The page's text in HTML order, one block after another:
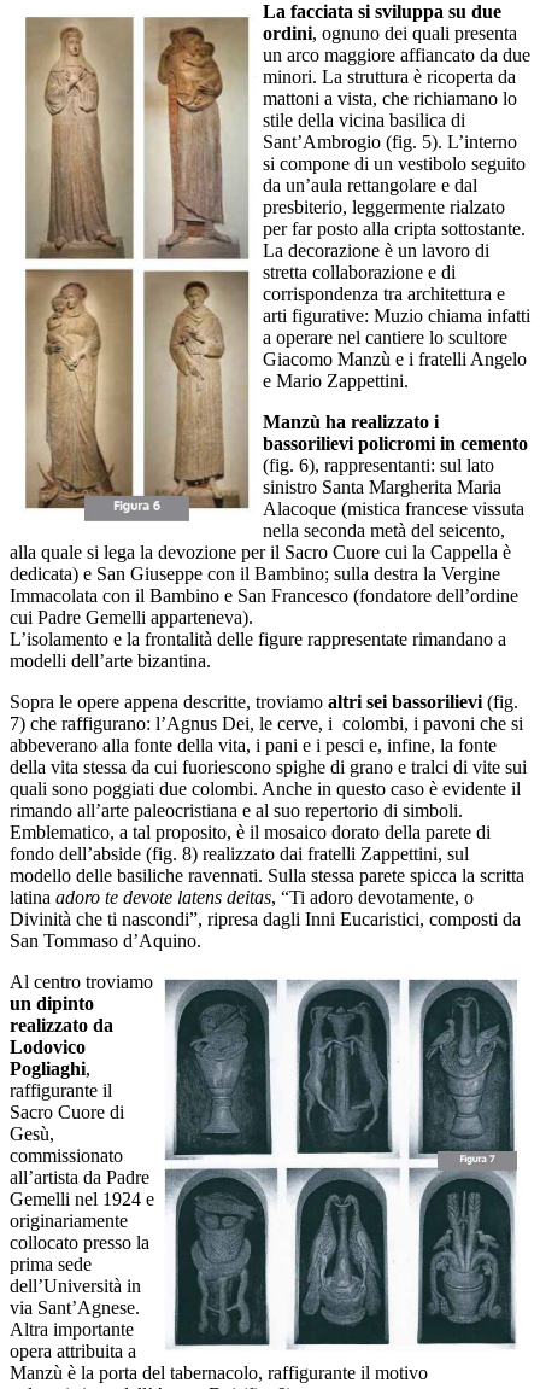
La facciata si sviluppa su due
ordini, ognuno dei quali presenta
un arco maggiore affiancato da due
minori. La struttura è ricoperta da
mattoni a vista, che richiamano lo
stile della vicina basilica di
Sant’Ambrogio (fig. 5). L’interno
si compone di un vestibolo seguito
da un’aula rettangolare e dal
presbiterio, leggermente rialzato
per far posto alla cripta sottostante.
La decorazione è un lavoro di
stretta collaborazione e di
corrispondenza tra architettura e
arti figurative: Muzio chiama infatti
a operare nel cantiere lo scultore
Giacomo Manzù e i fratelli Angelo
e Mario Zappettini.
Manzù ha realizzato i
bassorilievi policromi in cemento
(fig. 6), rappresentanti: sul lato
sinistro Santa Margherita Maria
Alacoque (mistica francese vissuta
nella seconda metà del seicento,
alla quale si lega la devozione per il Sacro Cuore cui la Cappella è
dedicata) e San Giuseppe con il Bambino; sulla destra la Vergine
Immacolata con il Bambino e San Francesco (fondatore dell’ordine
cui Padre Gemelli apparteneva).
L’isolamento e la frontalità delle figure rappresentate rimandano a
modelli dell’arte bizantina.
Sopra le opere appena descritte, troviamo altri sei bassorilievi (fig.
7) che raffigurano: l’Agnus Dei, le cerve, i colombi, i pavoni che si
abbeverano alla fonte della vita, i pani e i pesci e, infine, la fonte
della vita stessa da cui fuoriescono spighe di grano e tralci di vite sui
quali sono poggiati due colombi. Anche in questo caso è evidente il
rimando all’arte paleocristiana e al suo repertorio di simboli.
Emblematico, a tal proposito, è il mosaico dorato della parete di
fondo dell’abside (fig. 8) realizzato dai fratelli Zappettini, sul
modello delle basiliche ravennati. Sulla stessa parete spicca la scritta
latina adoro te devote latens deitas, “Ti adoro devotamente, o
Divinità che ti nascondi”, ripresa dagli Inni Eucaristici, composti da
San Tommaso d’Aquino.
Al centro troviamo
un dipinto
realizzato da
Lodovico
Pogliaghi,
raffigurante il
Sacro Cuore di
Gesù,
commissionato
all’artista da Padre
Gemelli nel 1924 e
originariamente
collocato presso la
prima sede
dell’Università in
via Sant’Agnese.
Altra importante
opera attribuita a
Manzù è la porta del tabernacolo, raffigurante il motivo